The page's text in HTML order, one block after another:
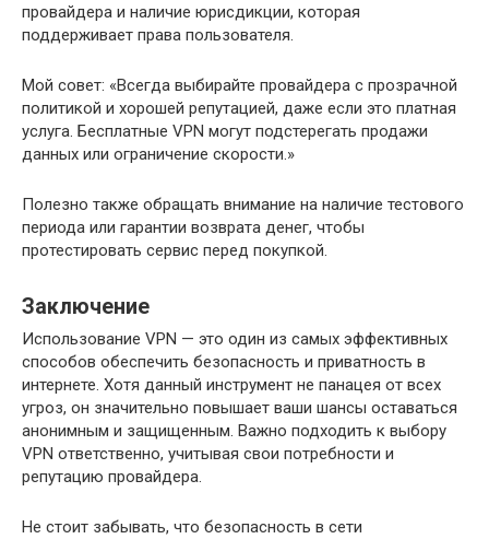
провайдера и наличие юрисдикции, которая
поддерживает права пользователя.
Мой совет: «Всегда выбирайте провайдера с прозрачной
политикой и хорошей репутацией, даже если это платная
услуга. Бесплатные VPN могут подстерегать продажи
данных или ограничение скорости.»
Полезно также обращать внимание на наличие тестового
периода или гарантии возврата денег, чтобы
протестировать сервис перед покупкой.
Заключение
Использование VPN — это один из самых эффективных
способов обеспечить безопасность и приватность в
интернете. Хотя данный инструмент не панацея от всех
угроз, он значительно повышает ваши шансы оставаться
анонимным и защищенным. Важно подходить к выбору
VPN ответственно, учитывая свои потребности и
репутацию провайдера.
Не стоит забывать, что безопасность в сети